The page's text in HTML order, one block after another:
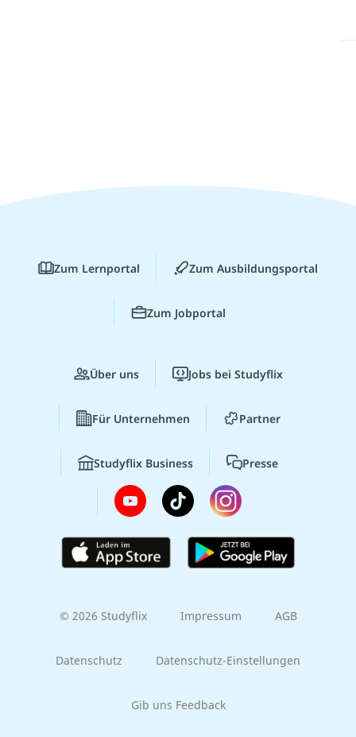
Zum Lernportal Zum Ausbildungsportal
Zum Jobportal
Über uns Jobs bei Studyflix
Für Unternehmen Partner
Studyflix Business Presse
© 2026 Studyflix Impressum AGB
Datenschutz Datenschutz-Einstellungen
Gib uns Feedback